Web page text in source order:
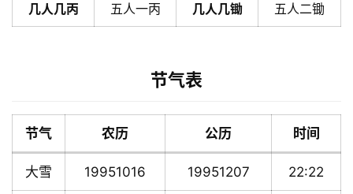
几人几丙 五人一丙 几人几锄 五人二锄
节气表
节气 农历 公历 时间
大雪 19951016 19951207 22:22